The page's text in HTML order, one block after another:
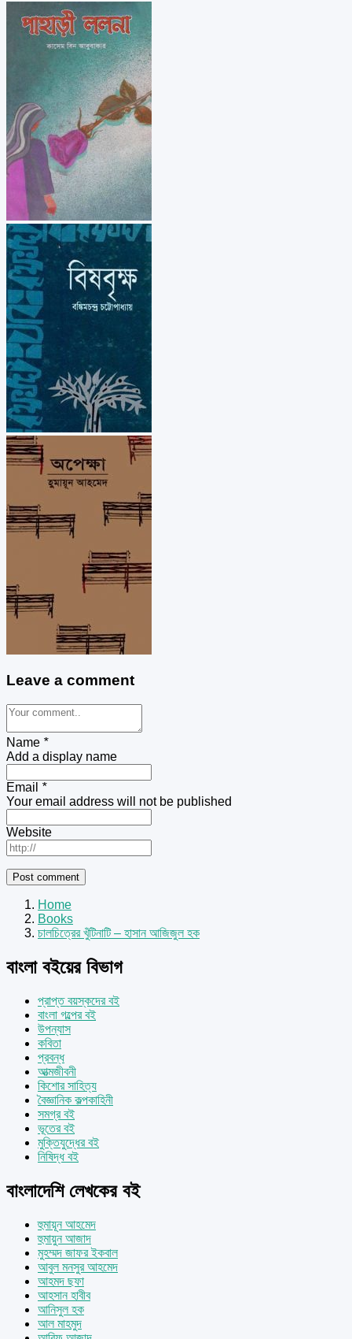
Leave a comment
Name *
Add a display name
Email *
Your email address will not be published
Website
Home
Books
চালচিত্রের খুঁটিনাটি – হাসান আজিজুল হক
বাংলা বইয়ের বিভাগ
প্রাপ্ত বয়স্কদের বই
বাংলা গল্পের বই
উপন্যাস
কবিতা
প্রবন্ধ
আত্মজীবনী
কিশোর সাহিত্য
বৈজ্ঞানিক কল্পকাহিনী
সমগ্র বই
ভূতের বই
মুক্তিযুদ্ধের বই
নিষিদ্ধ বই
বাংলাদেশি লেখকের বই
হুমায়ূন আহমেদ
হুমায়ুন আজাদ
মুহম্মদ জাফর ইকবাল
আবুল মনসুর আহমেদ
আহমদ ছফা
আহসান হাবীব
আনিসুল হক
আল মাহমুদ